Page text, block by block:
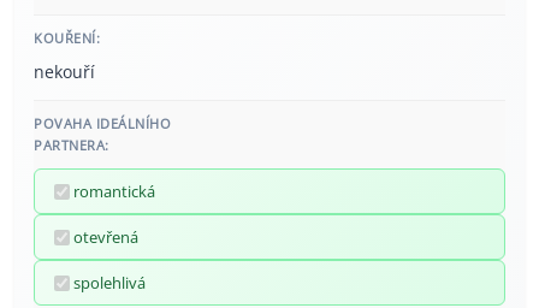
KOUŘENÍ:
nekouří
POVAHA IDEÁLNÍHO
PARTNERA:
romantická
otevřená
spolehlivá